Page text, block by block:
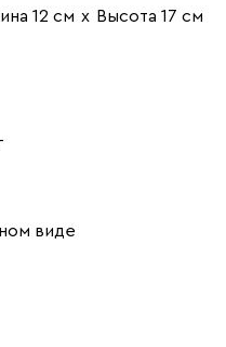
12 см х Высота 17 см
виде